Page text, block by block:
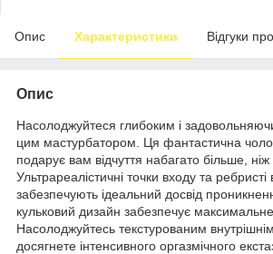
Опис Характеристики Відгуки
Опис
Насолоджуйтеся глибоким і
цим мастурбатором. Ця фантастична
подарує вам відчуття набагато більше, ніж
Ультрареалістичні точки входу та ребристі
забезпечують ідеальний досвід
кульковий дизайн забезпечує максимальне
Насолоджуйтесь текстурованим
досягнете інтенсивного оргазмічного